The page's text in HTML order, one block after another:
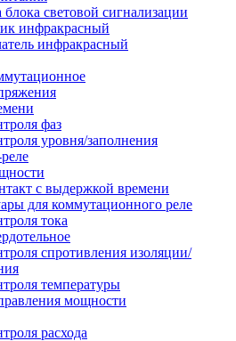
световой сигнализации
инфракрасный
инфракрасный
фаз
уровня/заполнения
с выдержкой времени
для коммутационного реле
тока
спротивления изоляции/
температуры
мощности
расхода